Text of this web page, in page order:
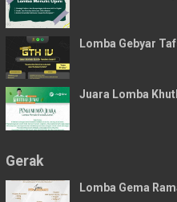
Lomba Gebyar
Juara Lomba
Gerak
Lomba Gema